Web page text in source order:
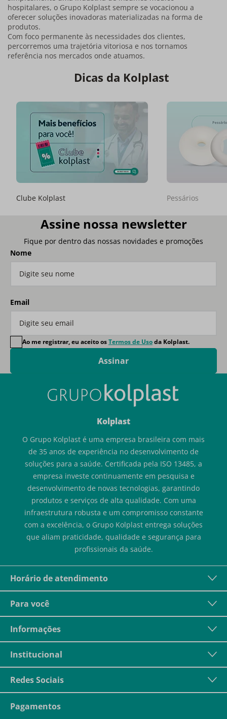
hospitalares, o Grupo Kolplast sempre se vocacionou a
oferecer soluções inovadoras materializadas na forma de
produtos.
Com foco permanente às necessidades dos clientes,
percorremos uma trajetória vitoriosa e nos tornamos
referência nos mercados onde atuamos.
Dicas da Kolplast
Clube Kolplast Pessários
Assine nossa newsletter
Fique por dentro das nossas novidades e promoções
Nome
Email
Assinar
Ao me registrar, eu aceito osTermos de Usoda Kolplast.
Kolplast
O Grupo Kolplast é uma empresa brasileira com mais
de 35 anos de experiência no desenvolvimento de
soluções para a saúde. Certificada pela ISO 13485, a
empresa investe continuamente em pesquisa e
desenvolvimento de novas tecnologias, garantindo
produtos e serviços de alta qualidade. Com uma
infraestrutura robusta e um compromisso constante
com a excelência, o Grupo Kolplast entrega soluções
que aliam praticidade, qualidade e segurança para
profissionais da saúde.
Horário de atendimento
Para você
Informações
Institucional
Redes Sociais
Pagamentos